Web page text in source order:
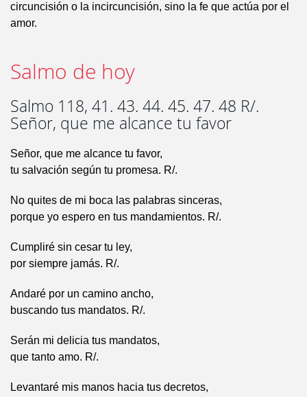
circuncisión o la incircuncisión, sino la fe que actúa por el
amor.
Salmo de hoy
Salmo 118, 41. 43. 44. 45. 47. 48 R/.
Señor, que me alcance tu favor
Señor, que me alcance tu favor,
tu salvación según tu promesa. R/.
No quites de mi boca las palabras sinceras,
porque yo espero en tus mandamientos. R/.
Cumpliré sin cesar tu ley,
por siempre jamás. R/.
Andaré por un camino ancho,
buscando tus mandatos. R/.
Serán mi delicia tus mandatos,
que tanto amo. R/.
Levantaré mis manos hacia tus decretos,